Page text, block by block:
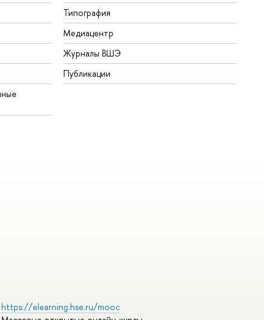
Типография
Медиацентр
Журналы ВШЭ
Публикации
https://elearning.hse.ru/mooc